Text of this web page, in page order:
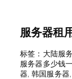
服务器租
标签： 大陆服
服务器多少钱
器, 韩国服务器,